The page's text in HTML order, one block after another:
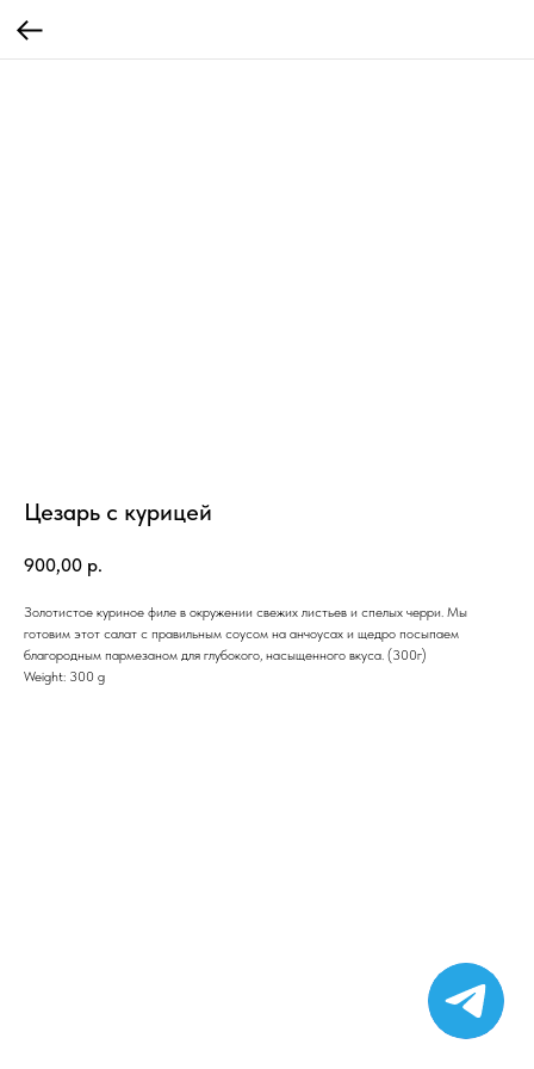
Цезарь с курицей
900,00 р.
Золотистое куриное филе в окружении свежих листьев и спелых черри. Мы
готовим этот салат с правильным соусом на анчоусах и щедро посыпаем
благородным пармезаном для глубокого, насыщенного вкуса. (300г)
Weight: 300 g